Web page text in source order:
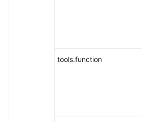
tools.function